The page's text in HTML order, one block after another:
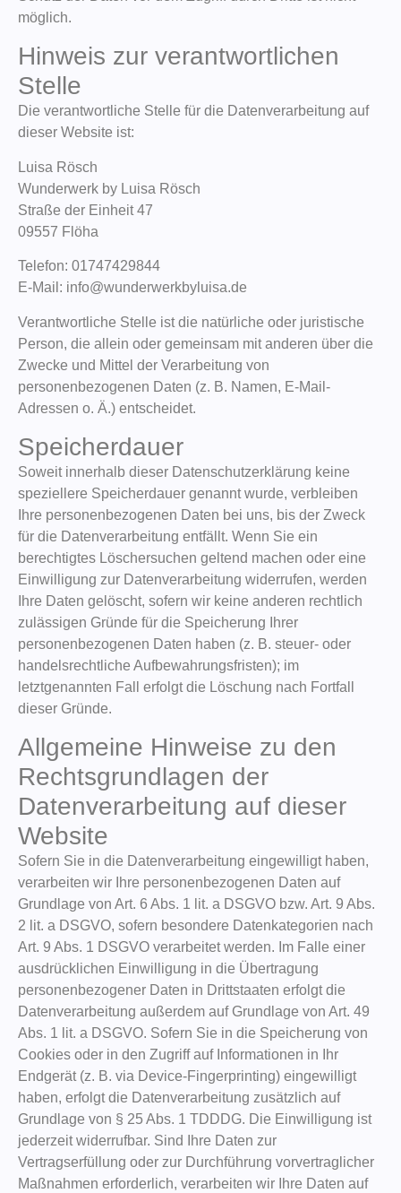
möglich.
Hinweis zur verantwortlichen
Stelle
Die verantwortliche Stelle für die Datenverarbeitung auf
dieser Website ist:
Luisa Rösch
Wunderwerk by Luisa Rösch
Straße der Einheit 47
09557 Flöha
Telefon: 01747429844
E-Mail: info@wunderwerkbyluisa.de
Verantwortliche Stelle ist die natürliche oder juristische
Person, die allein oder gemeinsam mit anderen über die
Zwecke und Mittel der Verarbeitung von
personenbezogenen Daten (z. B. Namen, E-Mail-
Adressen o. Ä.) entscheidet.
Speicherdauer
Soweit innerhalb dieser Datenschutzerklärung keine
speziellere Speicherdauer genannt wurde, verbleiben
Ihre personenbezogenen Daten bei uns, bis der Zweck
für die Datenverarbeitung entfällt. Wenn Sie ein
berechtigtes Löschersuchen geltend machen oder eine
Einwilligung zur Datenverarbeitung widerrufen, werden
Ihre Daten gelöscht, sofern wir keine anderen rechtlich
zulässigen Gründe für die Speicherung Ihrer
personenbezogenen Daten haben (z. B. steuer- oder
handelsrechtliche Aufbewahrungsfristen); im
letztgenannten Fall erfolgt die Löschung nach Fortfall
dieser Gründe.
Allgemeine Hinweise zu den
Rechtsgrundlagen der
Datenverarbeitung auf dieser
Website
Sofern Sie in die Datenverarbeitung eingewilligt haben,
verarbeiten wir Ihre personenbezogenen Daten auf
Grundlage von Art. 6 Abs. 1 lit. a DSGVO bzw. Art. 9 Abs.
2 lit. a DSGVO, sofern besondere Datenkategorien nach
Art. 9 Abs. 1 DSGVO verarbeitet werden. Im Falle einer
ausdrücklichen Einwilligung in die Übertragung
personenbezogener Daten in Drittstaaten erfolgt die
Datenverarbeitung außerdem auf Grundlage von Art. 49
Abs. 1 lit. a DSGVO. Sofern Sie in die Speicherung von
Cookies oder in den Zugriff auf Informationen in Ihr
Endgerät (z. B. via Device-Fingerprinting) eingewilligt
haben, erfolgt die Datenverarbeitung zusätzlich auf
Grundlage von § 25 Abs. 1 TDDDG. Die Einwilligung ist
jederzeit widerrufbar. Sind Ihre Daten zur
Vertragserfüllung oder zur Durchführung vorvertraglicher
Maßnahmen erforderlich, verarbeiten wir Ihre Daten auf